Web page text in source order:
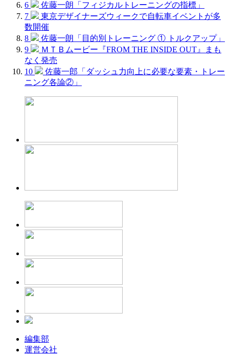
6
佐藤一朗「フィジカルトレーニングの指標」
7
東京デザイナーズウィークで自転車イベントが多
数開催
8
佐藤一朗「目的別トレーニング ① トルクアップ」
9
ＭＴＢムービー『FROM THE INSIDE OUT』まも
なく発売
10
佐藤一郎「ダッシュ力向上に必要な要素・トレー
ニング各論②」
編集部
運営会社